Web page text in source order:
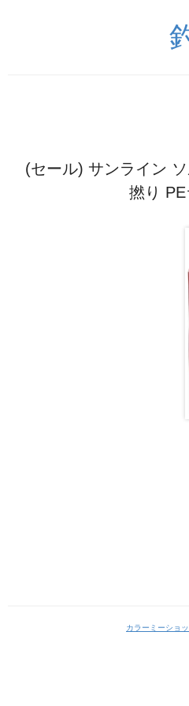
(セール) サンライン
撚り
カラーミーショ